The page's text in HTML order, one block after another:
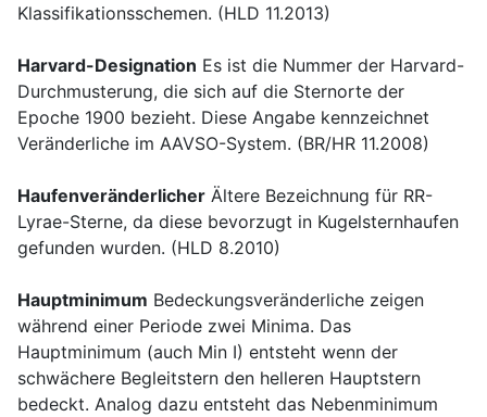
Klassifikationsschemen. (HLD 11.2013)
Harvard-Designation Es ist die Nummer der Harvard-
Durchmusterung, die sich auf die Sternorte der
Epoche 1900 bezieht. Diese Angabe kennzeichnet
Veränderliche im AAVSO-System. (BR/HR 11.2008)
Haufenveränderlicher Ältere Bezeichnung für RR-
Lyrae-Sterne, da diese bevorzugt in Kugelsternhaufen
gefunden wurden. (HLD 8.2010)
Hauptminimum Bedeckungsveränderliche zeigen
während einer Periode zwei Minima. Das
Hauptminimum (auch Min I) entsteht wenn der
schwächere Begleitstern den helleren Hauptstern
bedeckt. Analog dazu entsteht das Nebenminimum